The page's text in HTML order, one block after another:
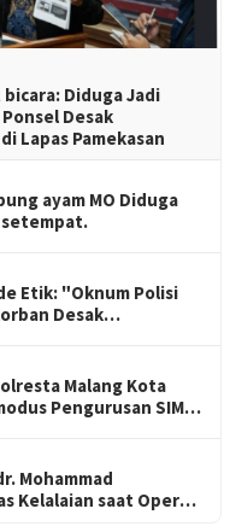
Diduga Jadi
Desak
Lapas Pamekasan
ayam MO Diduga
Etik: "Oknum Polisi
Desak
Malang Kota
Pengurusan SIM
Mohammad
Kelalaian saat Operasi